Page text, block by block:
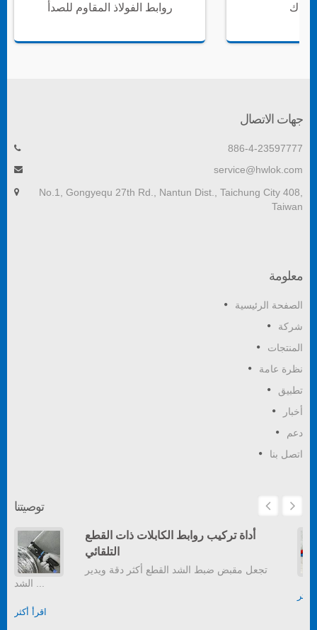
روابط الفولاذ المقاوم للصدأ
جهات الاتصال
886-4-23597777
service@hwlok.com
No.1, Gongyequ 27th Rd., Nantun Dist., Taichung City 408,
Taiwan
معلومة
الصفحة الرئيسية
شركة
المنتجات
نظرة عامة
تطبيق
أخبار
دعم
اتصل بنا
توصيتنا
أداة تركيب روابط الكابلات ذات القطع
التلقائي
تجعل مقبض ضبط الشد القطع أكثر دقة ويدير
اقرأ أكثر